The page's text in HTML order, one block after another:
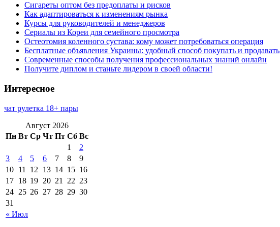
Сигареты оптом без предоплаты и рисков
Как адаптироваться к изменениям рынка
Курсы для руководителей и менеджеров
Сериалы из Кореи для семейного просмотра
Остеотомия коленного сустава: кому может потребоваться операция
Бесплатные объявления Украины: удобный способ покупать и продавать
Современные способы получения профессиональных знаний онлайн
Получите диплом и станьте лидером в своей области!
Интересное
чат рулетка 18+ пары
Август 2026
Пн Вт Ср Чт Пт Сб Вс
« Июл
1
2
3
4 5 6 7 8
9
10 11 12 13 14 15 16
17 18 19 20 21 22 23
24 25 26 27 28 29 30
31